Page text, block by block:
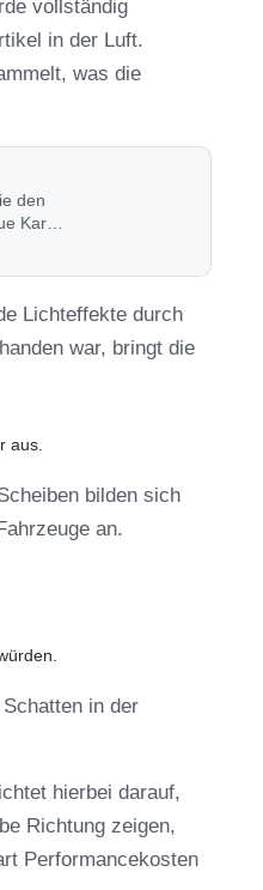
vollständig
in der Luft.
was die
den
Karte
Lichteffekte durch
war, bringt die
aus.
bilden sich
an.
in der
hierbei darauf,
Richtung zeigen,
Performancekosten